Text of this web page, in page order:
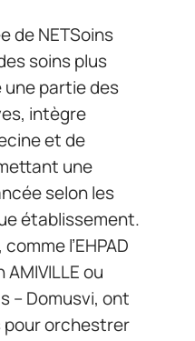
de NETSoins
soins plus
partie des
intègre
et de
une
selon les
établissement.
l’EHPAD
ou
– Domusvi, ont
pour orchestrer